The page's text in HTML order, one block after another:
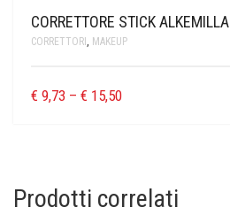
CORRETTORE STICK ALKEMILLA
CORRETTORI , MAKEUP
€ 9,73 – € 15,50
Prodotti correlati